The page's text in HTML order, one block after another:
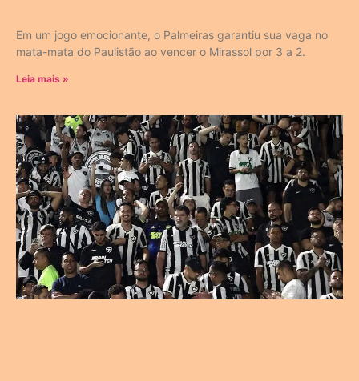
Em um jogo emocionante, o Palmeiras garantiu sua vaga no
mata-mata do Paulistão ao vencer o Mirassol por 3 a 2.
Leia mais »